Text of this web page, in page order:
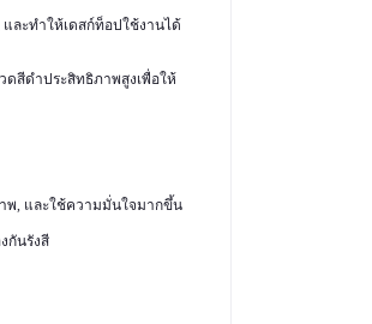
และทำให้เดสก์ท็อปใช้งานได้
ดสีดำประสิทธิภาพสูงเพื่อให้
พ, และใช้ความมั่นใจมากขึ้น
กันรังสี